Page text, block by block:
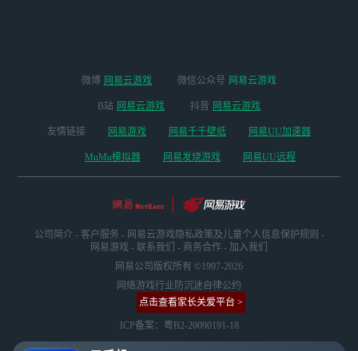
微博 网易云游戏 微信公众号 网易云游戏
B站 网易云游戏 抖音 网易云游戏
友情链接 网易游戏 网易千千壁纸 网易UU加速器
MuMu模拟器 网易发烧游戏 网易UU远程
公司简介 - 客户服务 - 网易云游戏隐私政策及儿童个人信息保护规则 -
网易游戏 - 联系我们 - 商务合作 - 加入我们
网易公司版权所有 ©1997-2026
网络游戏行业防沉迷自律公约
点击查看家长关爱平台 >
ICP备案：粤B2-20090191-18